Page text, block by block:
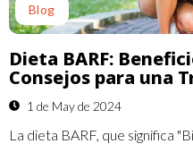
Blog
Dieta BARF:
Consejos para una
1 de May de 2024
La dieta BARF, que significa